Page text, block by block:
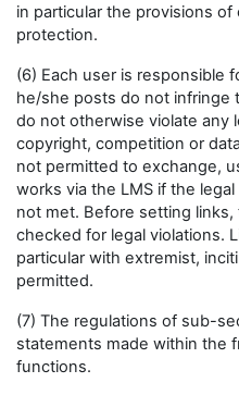
in particular the provisions
protection.
(6) Each user is responsible
he/she posts do not infringe
do not otherwise violate any
copyright, competition or
not permitted to exchange,
works via the LMS if the
not met. Before setting
checked for legal violations.
particular with extremist,
permitted.
(7) The regulations of sub-
statements made within the
functions.